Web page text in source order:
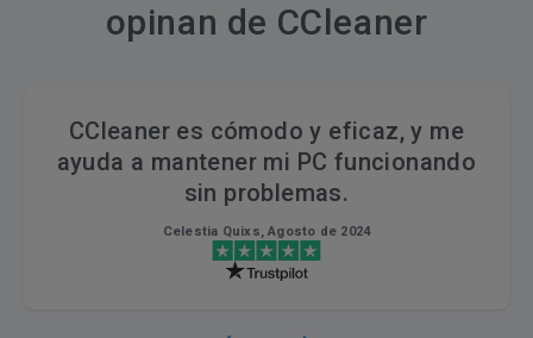
opinan de CCleaner
CCleaner es cómodo y eficaz, y me
ayuda a mantener mi PC funcionando
sin problemas.
Celestia Quixs, Agosto de 2024